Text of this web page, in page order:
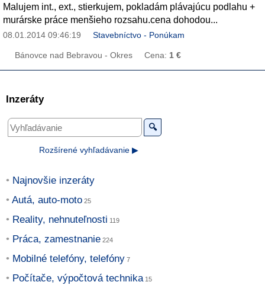
Malujem int., ext., stierkujem, pokladám plávajúcu podlahu +
murárske práce menšieho rozsahu.cena dohodou...
08.01.2014 09:46:19 Stavebníctvo - Ponúkam
Bánovce nad Bebravou - Okres Cena: 1 €
Inzeráty
🔍
Rozšírené vyhľadávanie ▶
Najnovšie inzeráty
Autá, auto-moto
Reality, nehnuteľnosti
Práca, zamestnanie
Mobilné telefóny, telefóny
Počítače, výpočtová technika